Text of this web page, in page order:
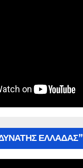
ΕΛΛΑΔΑΣ”